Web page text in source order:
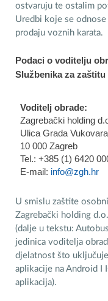
ostvaruju te ostalim
Uredbi koje se
prodaju voznih karata.
Podaci o voditelju
Službenika za zaštitu
Voditelj obrade:
Zagrebački holding
Ulica Grada
10 000
Tel.: +385 (1) 6420
E-mail: info@zgh.hr
U smislu zaštite
Zagrebački holding
(dalje u tekstu:
jedinica voditelja
djelatnost što
aplikacije na Android I
aplikacija).